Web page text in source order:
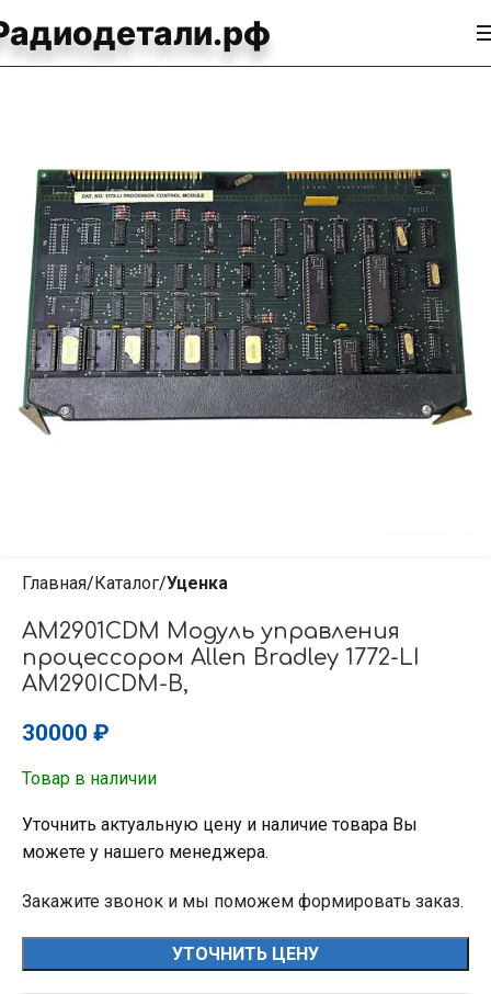
Главная Каталог Уценка
AM2901CDM Модуль управления
процессором Allen Bradley 1772-LI
AM290ICDM-B,
30000 ₽
Товар в наличии
Уточнить актуальную цену и наличие товара Вы
можете у нашего менеджера.
Закажите звонок и мы поможем формировать заказ.
УТОЧНИТЬ ЦЕНУ